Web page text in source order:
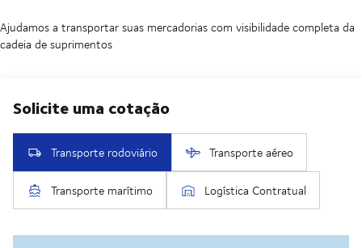
Ajudamos a transportar suas mercadorias com visibilidade completa da
cadeia de suprimentos